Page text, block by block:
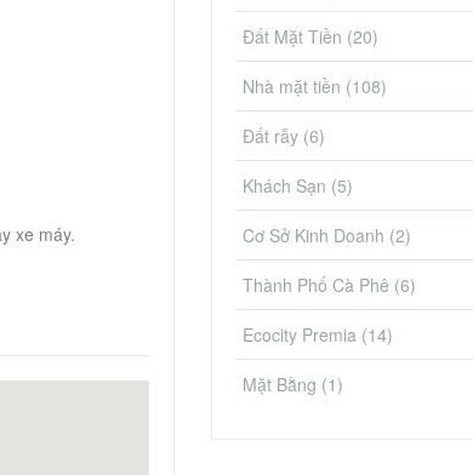
xe máy.
Đất Mặt Tiền (20)
Nhà mặt tiền (108)
Đất rẫy (6)
Khách Sạn (5)
Cơ Sở Kinh Doanh (2)
Thành Phố Cà Phê (6)
Ecocity Premia (14)
Mặt Bằng (1)